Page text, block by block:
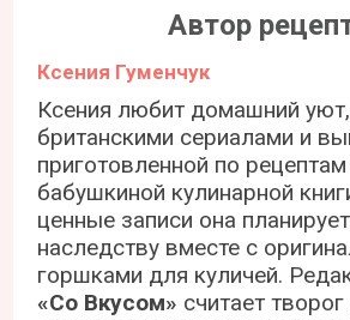
Автор
Ксения Гуменчук
Ксения любит домашний
британскими сериалами и
приготовленной по рецептам
бабушкиной кулинарной
ценные записи она
наследству вместе с
горшками для куличей.
«Со Вкусом» считает